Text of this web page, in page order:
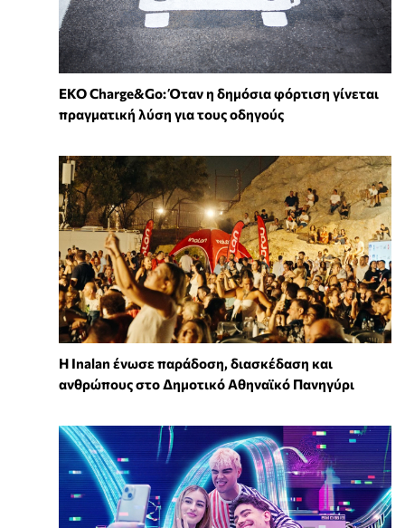
EKO Charge&Go: Όταν η δημόσια φόρτιση γίνεται
πραγματική λύση για τους οδηγούς
Η Inalan ένωσε παράδοση, διασκέδαση και
ανθρώπους στο Δημοτικό Αθηναϊκό Πανηγύρι